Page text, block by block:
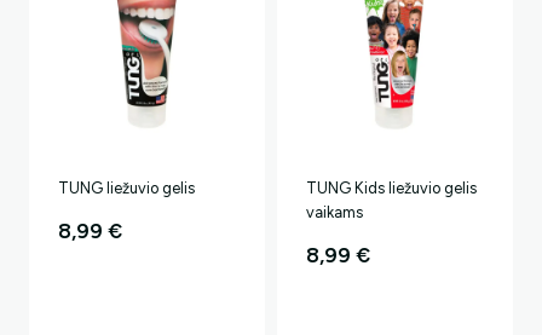
TUNG liežuvio gelis
8,99€
TUNG Kids liežuvio gelis
vaikams
8,99€
Ne, ačiū.. Mokėsiu pilną kainą.